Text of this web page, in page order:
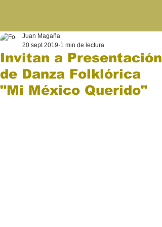
Invitan a Presentación
de Danza Folklórica
"Mi México Querido"
Juan Magaña
20 sept 2019 1 min de lectura